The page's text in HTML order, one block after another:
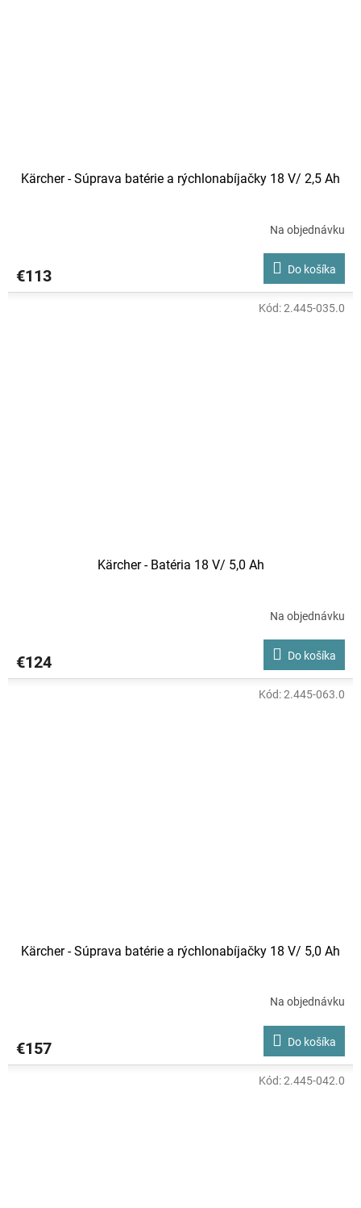
Kärcher - Súprava batérie a rýchlonabíjačky 18 V/ 2,5 Ah
Na objednávku
€113 Do košíka
Kärcher - Batéria 18 V/ 5,0 Ah
Na objednávku
€124 Do košíka
Kód:2.445-035.0
Kärcher - Súprava batérie a rýchlonabíjačky 18 V/ 5,0 Ah
Na objednávku
€157 Do košíka
Kód:2.445-063.0
Kód:2.445-042.0